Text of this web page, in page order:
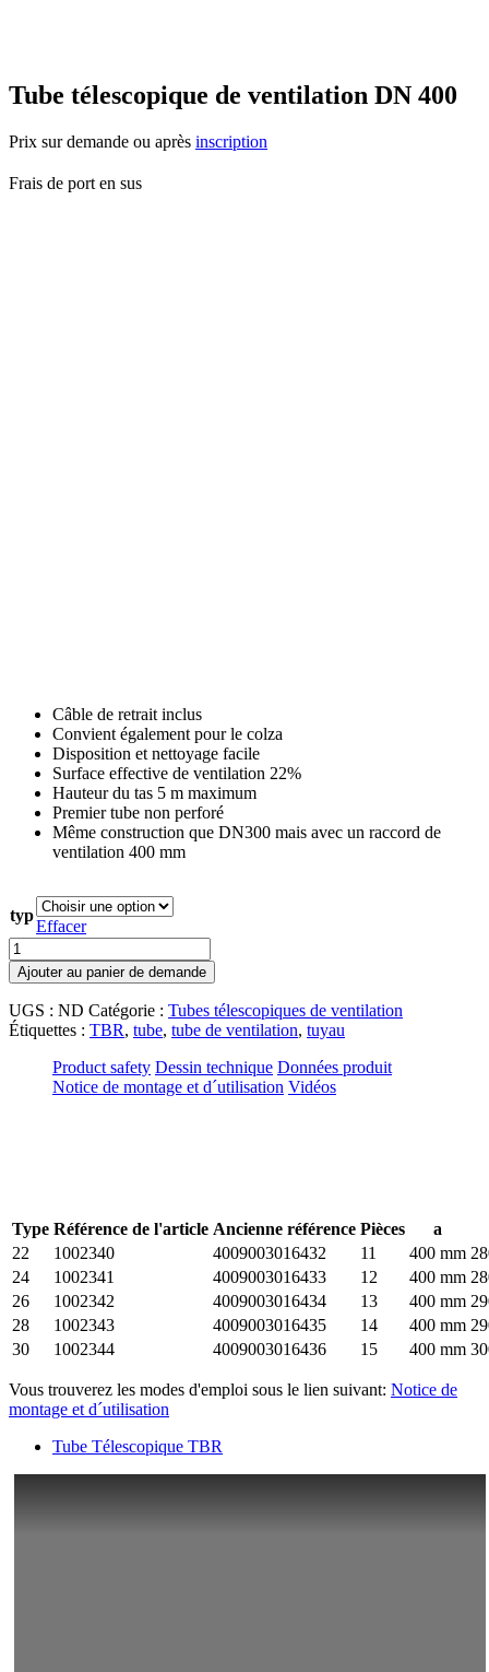
Tube télescopique de ventilation DN 400
Prix sur demande ou après inscription
Frais de port en sus
Câble de retrait inclus
Convient également pour le colza
Disposition et nettoyage facile
Surface effective de ventilation 22%
Hauteur du tas 5 m maximum
Premier tube non perforé
Même construction que DN300 mais avec un raccord de
ventilation 400 mm
typ
Effacer
quantité
de
Tube
télescopique
de
ventilation
Ajouter au panier de demande
UGS : ND Catégorie : Tubes télescopiques de ventilation
Étiquettes : TBR, tube, tube de ventilation, tuyau
Product safety Dessin technique Données produit
Notice de montage et d´utilisation Vidéos
Type Référence de l'article Ancienne référence Pièces
a
22
1002340 4009003016432 11 400 mm
24
1002341 4009003016433 12 400 mm
26
1002342 4009003016434 13 400 mm
28
1002343 4009003016435 14 400 mm
30
1002344 4009003016436 15 400 mm
Vous trouverez les modes d'emploi sous le lien suivant: Notice de
montage et d´utilisation
Tube Télescopique TBR